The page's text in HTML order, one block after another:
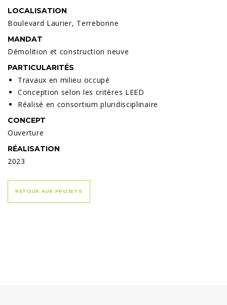
LOCALISATION
Boulevard Laurier, Terrebonne
MANDAT
Démolition et construction neuve
PARTICULARITÉS
Travaux en milieu occupé
Conception selon les critères LEED
Réalisé en consortium pluridisciplinaire
CONCEPT
Ouverture
RÉALISATION
2023
RETOUR AUX PROJETS